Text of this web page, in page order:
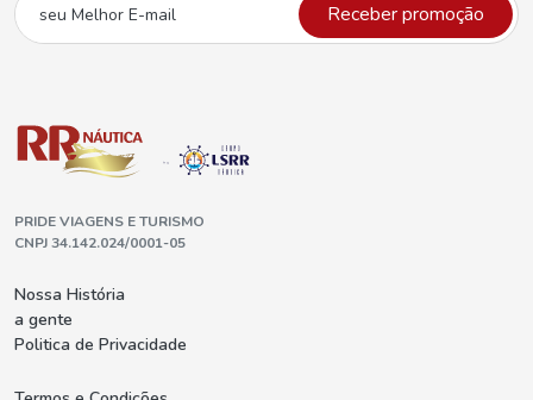
Receber promoção
PRIDE VIAGENS E TURISMO
CNPJ 34.142.024/0001-05
Nossa História
a gente
Politica de Privacidade